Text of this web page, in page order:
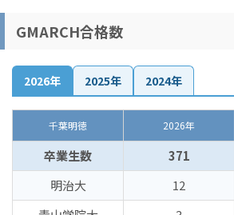
GMARCH合格数
2026年 2025年 2024年
千葉明徳 2026年
卒業生数 371
明治大
12